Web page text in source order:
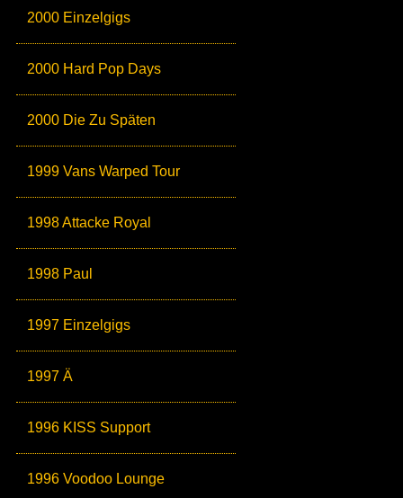
2000 Einzelgigs
2000 Hard Pop Days
2000 Die Zu Späten
1999 Vans Warped Tour
1998 Attacke Royal
1998 Paul
1997 Einzelgigs
1997 Ä
1996 KISS Support
1996 Voodoo Lounge